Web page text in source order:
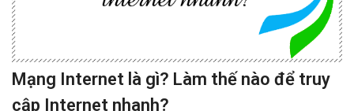
Mạng Internet là gì? Làm thế nào để truy
cập Internet nhanh?